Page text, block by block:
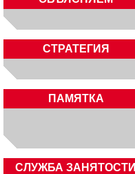
СТРАТЕГИЯ
ПАМЯТКА
CЛУЖБА ЗАНЯТОСТИ